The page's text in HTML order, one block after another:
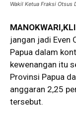
Wakil Ketua Fraksi Otsus
MANOKWARI,
jangan jadi Even
Papua dalam
kewenangan itu
Provinsi Papua
anggaran 2,25
tersebut.